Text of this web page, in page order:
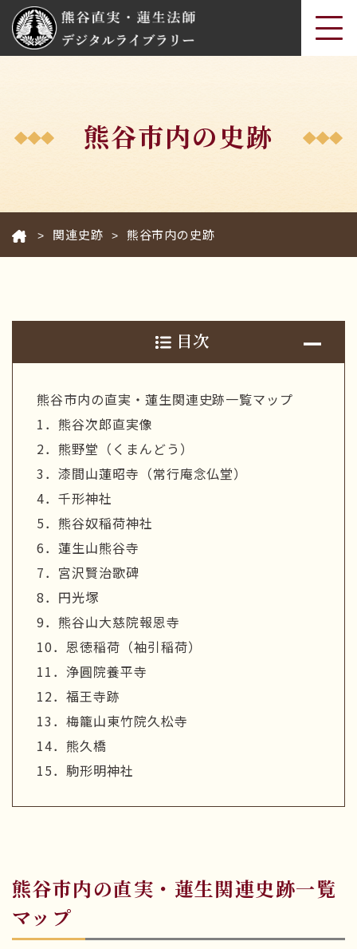
熊谷市内の史跡
> 関連史跡 > 熊谷市内の史跡
目次
熊谷市内の直実・蓮生関連史跡一覧マップ
1．熊谷次郎直実像
2．熊野堂（くまんどう）
3．漆間山蓮昭寺（常行庵念仏堂）
4．千形神社
5．熊谷奴稲荷神社
6．蓮生山熊谷寺
7．宮沢賢治歌碑
8．円光塚
9．熊谷山大慈院報恩寺
10．恩徳稲荷（袖引稲荷）
11．浄圓院養平寺
12．福王寺跡
13．梅籠山東竹院久松寺
14．熊久橋
15．駒形明神社
熊谷市内の直実・蓮生関連史跡一覧
マップ